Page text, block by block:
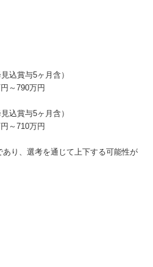
込賞与5ヶ月含）
～790万円
込賞与5ヶ月含）
～710万円
り、選考を通じて上下する可能性が